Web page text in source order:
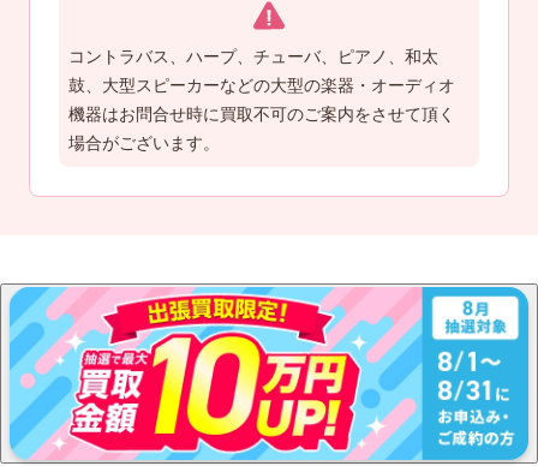
コントラバス、ハープ、チューバ、ピアノ、和太
鼓、大型スピーカーなどの大型の楽器・オーディオ
機器はお問合せ時に買取不可のご案内をさせて頂く
場合がございます。